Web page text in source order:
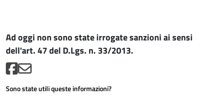
Ad oggi non sono state irrogate sanzioni ai sensi
dell'art. 47 del D.Lgs. n. 33/2013.
Sono state utili queste informazioni?